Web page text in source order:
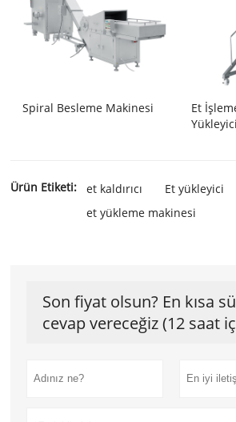
Spiral Besleme Makinesi
Et
Yükleyici
Ürün Etiketi: et kaldırıcı
Et yükleyici
et yükleme makinesi
Son fiyat olsun? En kısa
cevap vereceğiz (12 saat